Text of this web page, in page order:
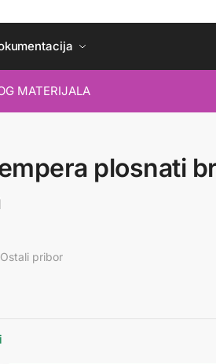
MATERIJALA
plosnati
Ostali pribor